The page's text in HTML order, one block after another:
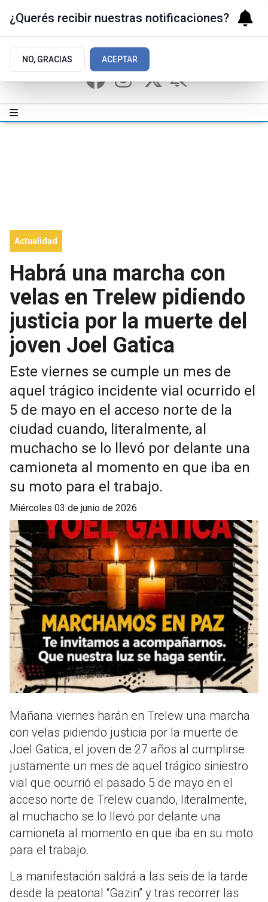
Actualidad
Habrá una marcha con
velas en Trelew pidiendo
justicia por la muerte del
joven Joel Gatica
Este viernes se cumple un mes de
aquel trágico incidente vial ocurrido el
5 de mayo en el acceso norte de la
ciudad cuando, literalmente, al
muchacho se lo llevó por delante una
camioneta al momento en que iba en
su moto para el trabajo.
miércoles 03 de junio de 2026
Mañana viernes harán en Trelew una marcha
con velas pidiendo justicia por la muerte de
Joel Gatica, el joven de 27 años al cumplirse
justamente un mes de aquel trágico siniestro
vial que ocurrió el pasado 5 de mayo en el
acceso norte de Trelew cuando, literalmente,
al muchacho se lo llevó por delante una
camioneta al momento en que iba en su moto
para el trabajo.
La manifestación saldrá a las seis de la tarde
desde la peatonal “Gazin” y tras recorrer las
¿Querés recibir nuestras notificaciones?
NO, GRACIAS ACEPTAR